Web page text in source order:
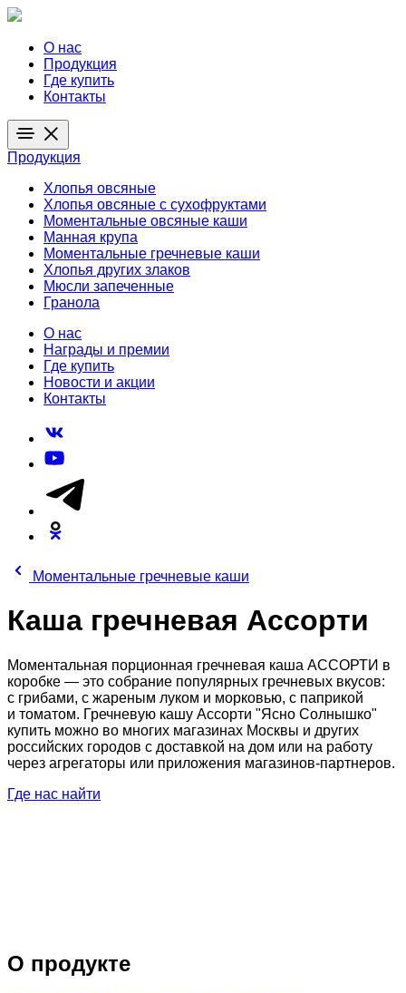
О нас
Продукция
Где купить
Контакты
Продукция
Хлопья овсяные
Хлопья овсяные с сухофруктами
Моментальные овсяные каши
Манная крупа
Моментальные гречневые каши
Хлопья других злаков
Мюсли запеченные
Гранола
О нас
Награды и премии
Где купить
Новости и акции
Контакты
Моментальные гречневые каши
Каша гречневая Ассорти
Моментальная порционная гречневая каша АССОРТИ в
коробке — это собрание популярных гречневых вкусов:
с грибами, с жареным луком и морковью, с паприкой
и томатом. Гречневую кашу Ассорти "Ясно Солнышко"
купить можно во многих магазинах Москвы и других
российских городов с доставкой на дом или на работу
через агрегаторы или приложения магазинов-партнеров.
Где нас найти
О продукте